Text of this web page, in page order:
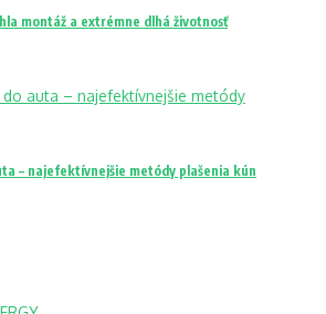
montáž a extrémne dlhá životnosť
– najefektívnejšie metódy plašenia kún